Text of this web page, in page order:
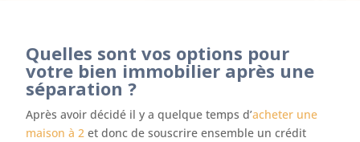
Quelles sont vos options pour
votre bien immobilier après une
séparation ?
Après avoir décidé il y a quelque temps d’acheter une
maison à 2 et donc de souscrire ensemble un crédit